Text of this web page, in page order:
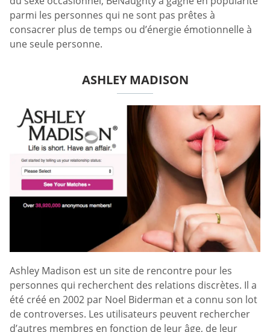
parmi les personnes qui ne sont pas prêtes à
consacrer plus de temps ou d’énergie émotionnelle à
une seule personne.
ASHLEY MADISON
Ashley Madison est un site de rencontre pour les
personnes qui recherchent des relations discrètes. Il a
été créé en 2002 par Noel Biderman et a connu son lot
de controverses. Les utilisateurs peuvent rechercher
d’autres membres en fonction de leur âge, de leur